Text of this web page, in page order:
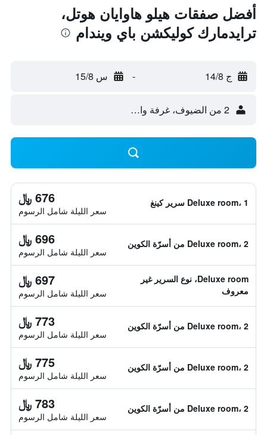
أفضل صفقات هيلو هاوايان هوتل،
ترايدمارك كوليكشن باي ويندام
ج 14/8 - س 15/8
2 من الضيوف، غرفة واحدة
Deluxe room، 1 سرير كينغ 676 ﷼
سعر الليلة شامل الرسوم
Deluxe room، 2 من أسرّة الكوين 696 ﷼
سعر الليلة شامل الرسوم
Deluxe room، نوع السرير غير
معروف
697 ﷼
سعر الليلة شامل الرسوم
Deluxe room، 2 من أسرّة الكوين 773 ﷼
سعر الليلة شامل الرسوم
Deluxe room، 2 من أسرّة الكوين 775 ﷼
سعر الليلة شامل الرسوم
Deluxe room، 2 من أسرّة الكوين 783 ﷼
سعر الليلة شامل الرسوم